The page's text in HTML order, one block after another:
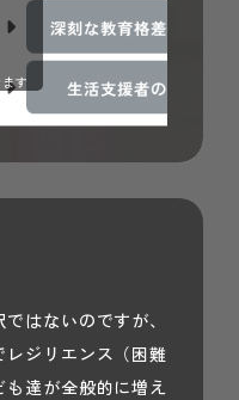
す
はないのですが、
ジリエンス（困難
達が全般的に増え